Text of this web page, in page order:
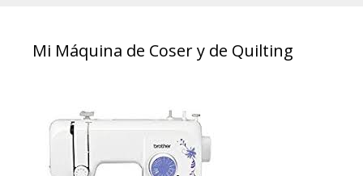
Mi Máquina de Coser y de Quilting